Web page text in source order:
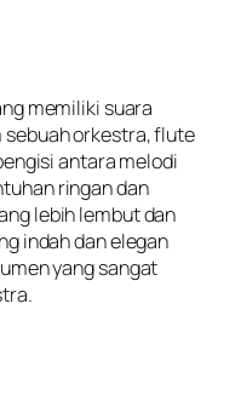
memiliki suara
sebuah orkestra, flute
antara melodi
ringan dan
lebih lembut dan
indah dan elegan
yang sangat